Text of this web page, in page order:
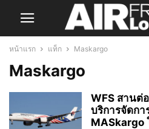
หน้าแรก แท็ก Maskargo
Maskargo
WFS สานต่
บริการจัดก
MASkargo